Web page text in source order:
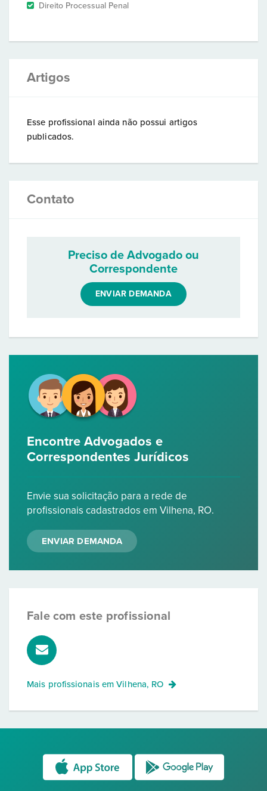
Direito Processual Penal
Artigos
Esse profissional ainda não possui artigos
publicados.
Contato
Preciso de Advogado ou
Correspondente
ENVIAR DEMANDA
Encontre Advogados e
Correspondentes Jurídicos
Envie sua solicitação para a rede de
profissionais cadastrados em Vilhena, RO.
ENVIAR DEMANDA
Fale com este profissional
Mais profissionais emVilhena, RO